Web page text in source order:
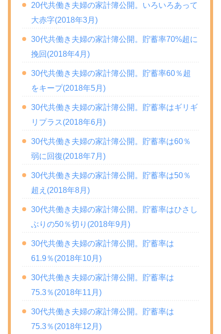
20代共働き夫婦の家計簿公開。いろいろあって
大赤字(2018年3月)
30代共働き夫婦の家計簿公開。貯蓄率70%超に
挽回(2018年4月)
30代共働き夫婦の家計簿公開。貯蓄率60％超
をキープ(2018年5月)
30代共働き夫婦の家計簿公開。貯蓄率はギリギ
リプラス(2018年6月)
30代共働き夫婦の家計簿公開。貯蓄率は60％
弱に回復(2018年7月)
30代共働き夫婦の家計簿公開。貯蓄率は50％
超え(2018年8月)
30代共働き夫婦の家計簿公開。貯蓄率はひさし
ぶりの50％切り(2018年9月)
30代共働き夫婦の家計簿公開。貯蓄率は
61.9％(2018年10月)
30代共働き夫婦の家計簿公開。貯蓄率は
75.3％(2018年11月)
30代共働き夫婦の家計簿公開。貯蓄率は
75.3％(2018年12月)